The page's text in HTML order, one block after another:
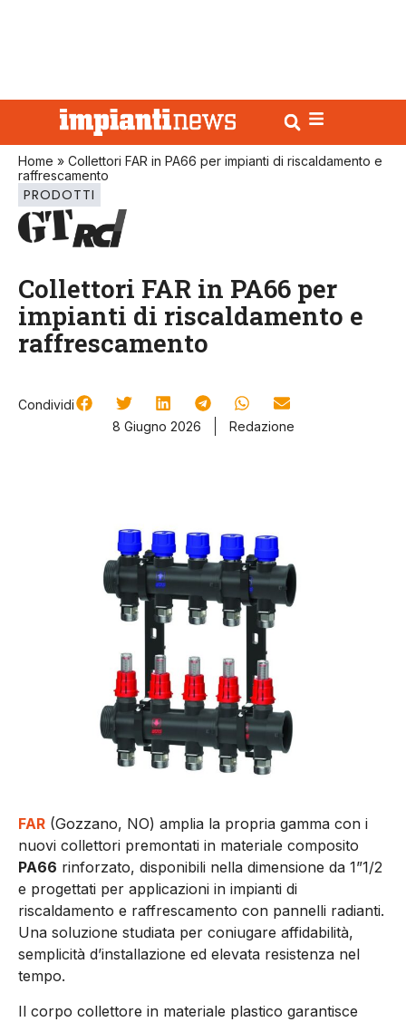
Home » Collettori FAR in PA66 per impianti di riscaldamento e
raffrescamento
PRODOTTI
Collettori FAR in PA66 per
impianti di riscaldamento e
raffrescamento
Condividi
8 Giugno 2026
Redazione
FAR (Gozzano, NO) amplia la propria gamma con i
nuovi collettori premontati in materiale composito
PA66 rinforzato, disponibili nella dimensione da 1”1/2
e progettati per applicazioni in impianti di
riscaldamento e raffrescamento con pannelli radianti.
Una soluzione studiata per coniugare affidabilità,
semplicità d’installazione ed elevata resistenza nel
tempo.
Il corpo collettore in materiale plastico garantisce